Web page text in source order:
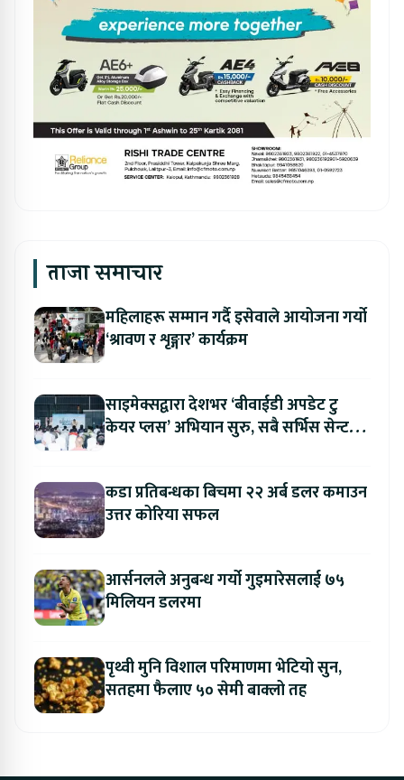
ताजा समाचार
महिलाहरू सम्मान गर्दै इसेवाले आयोजना गर्यो
‘श्रावण र शृङ्गार’ कार्यक्रम
साइमेक्सद्वारा देशभर ‘बीवाईडी अपडेट टु
केयर प्लस’ अभियान सुरु, सबै सर्भिस सेन्टरमा
कडा प्रतिबन्धका बिचमा २२ अर्ब डलर कमाउन
उत्तर कोरिया सफल
आर्सनलले अनुबन्ध गर्यो गुइमारेसलाई ७५
मिलियन डलरमा
पृथ्वी मुनि विशाल परिमाणमा भेटियो सुन,
सतहमा फैलाए ५० सेमी बाक्लो तह